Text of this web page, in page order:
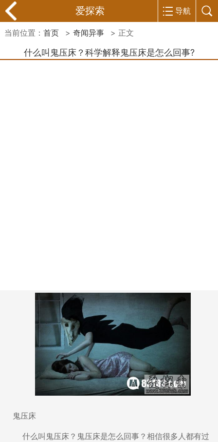
爱探索 导航
当前位置： 首页 > 奇闻异事 > 正文
什么叫鬼压床？科学解释鬼压床是怎么回事?
鬼压床
什么叫鬼压床？鬼压床是怎么回事？相信很多人都有过